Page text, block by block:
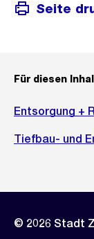
Seite
Für diesen
Entsorgung +
Tiefbau- und
© 2026 Stadt